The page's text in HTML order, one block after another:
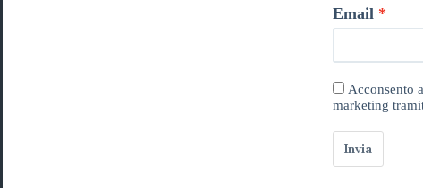
Email
Acconsento
marketing
Invia